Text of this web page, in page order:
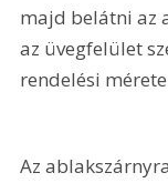
majd belátni az
az üvegfelület
rendelési
Az